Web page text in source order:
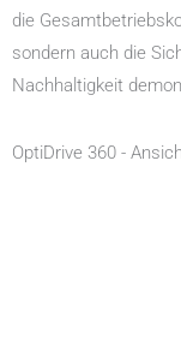
die
sondern auch die
Nachhaltigkeit
OptiDrive 360 -